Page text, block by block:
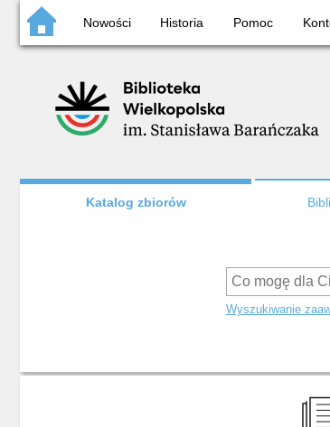
Nowości Historia Pomoc
Katalog zbiorów
Wyszukiwanie